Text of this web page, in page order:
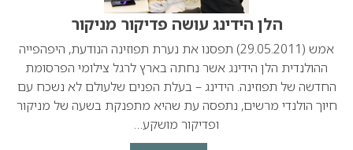
הלן הידינג עושה פדיקור מניקור
אמש (29.05.2011) תפסנו את נערת תפוזינה הנודעת, היפהפייה
ההולנדית הלן הידינג אשר נחתה בארץ לרגל צילומי הפרסומת
החדשה של תפוזינה. הידינג – בעלת הפנים שלעולם לא נשכח עם
חיוך הולנדי מרשים, נתפסה עת שהיא מתפנקת בשעה של מניקור
ופדיקור מושקע…